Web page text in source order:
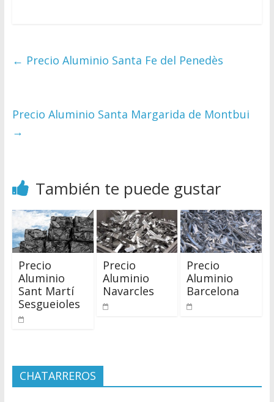
← Precio Aluminio Santa Fe del Penedès
Precio Aluminio Santa Margarida de Montbui
→
También te puede gustar
Precio
Aluminio
Sant Martí
Sesgueioles
Precio
Aluminio
Navarcles
Precio
Aluminio
Barcelona
CHATARREROS